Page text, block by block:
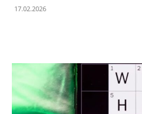
17.02.2026